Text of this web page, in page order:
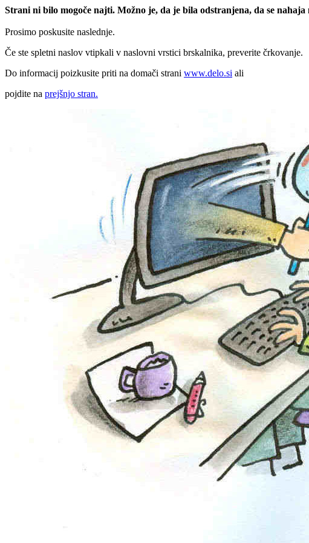
Strani ni bilo mogoče najti. Možno je, da je bila odstranjena, da se
Prosimo poskusite naslednje.
Če ste spletni naslov vtipkali v naslovni vrstici brskalnika, preverite črkovanje.
Do informacij poizkusite priti na domači strani www.delo.si ali
pojdite na prejšnjo stran.